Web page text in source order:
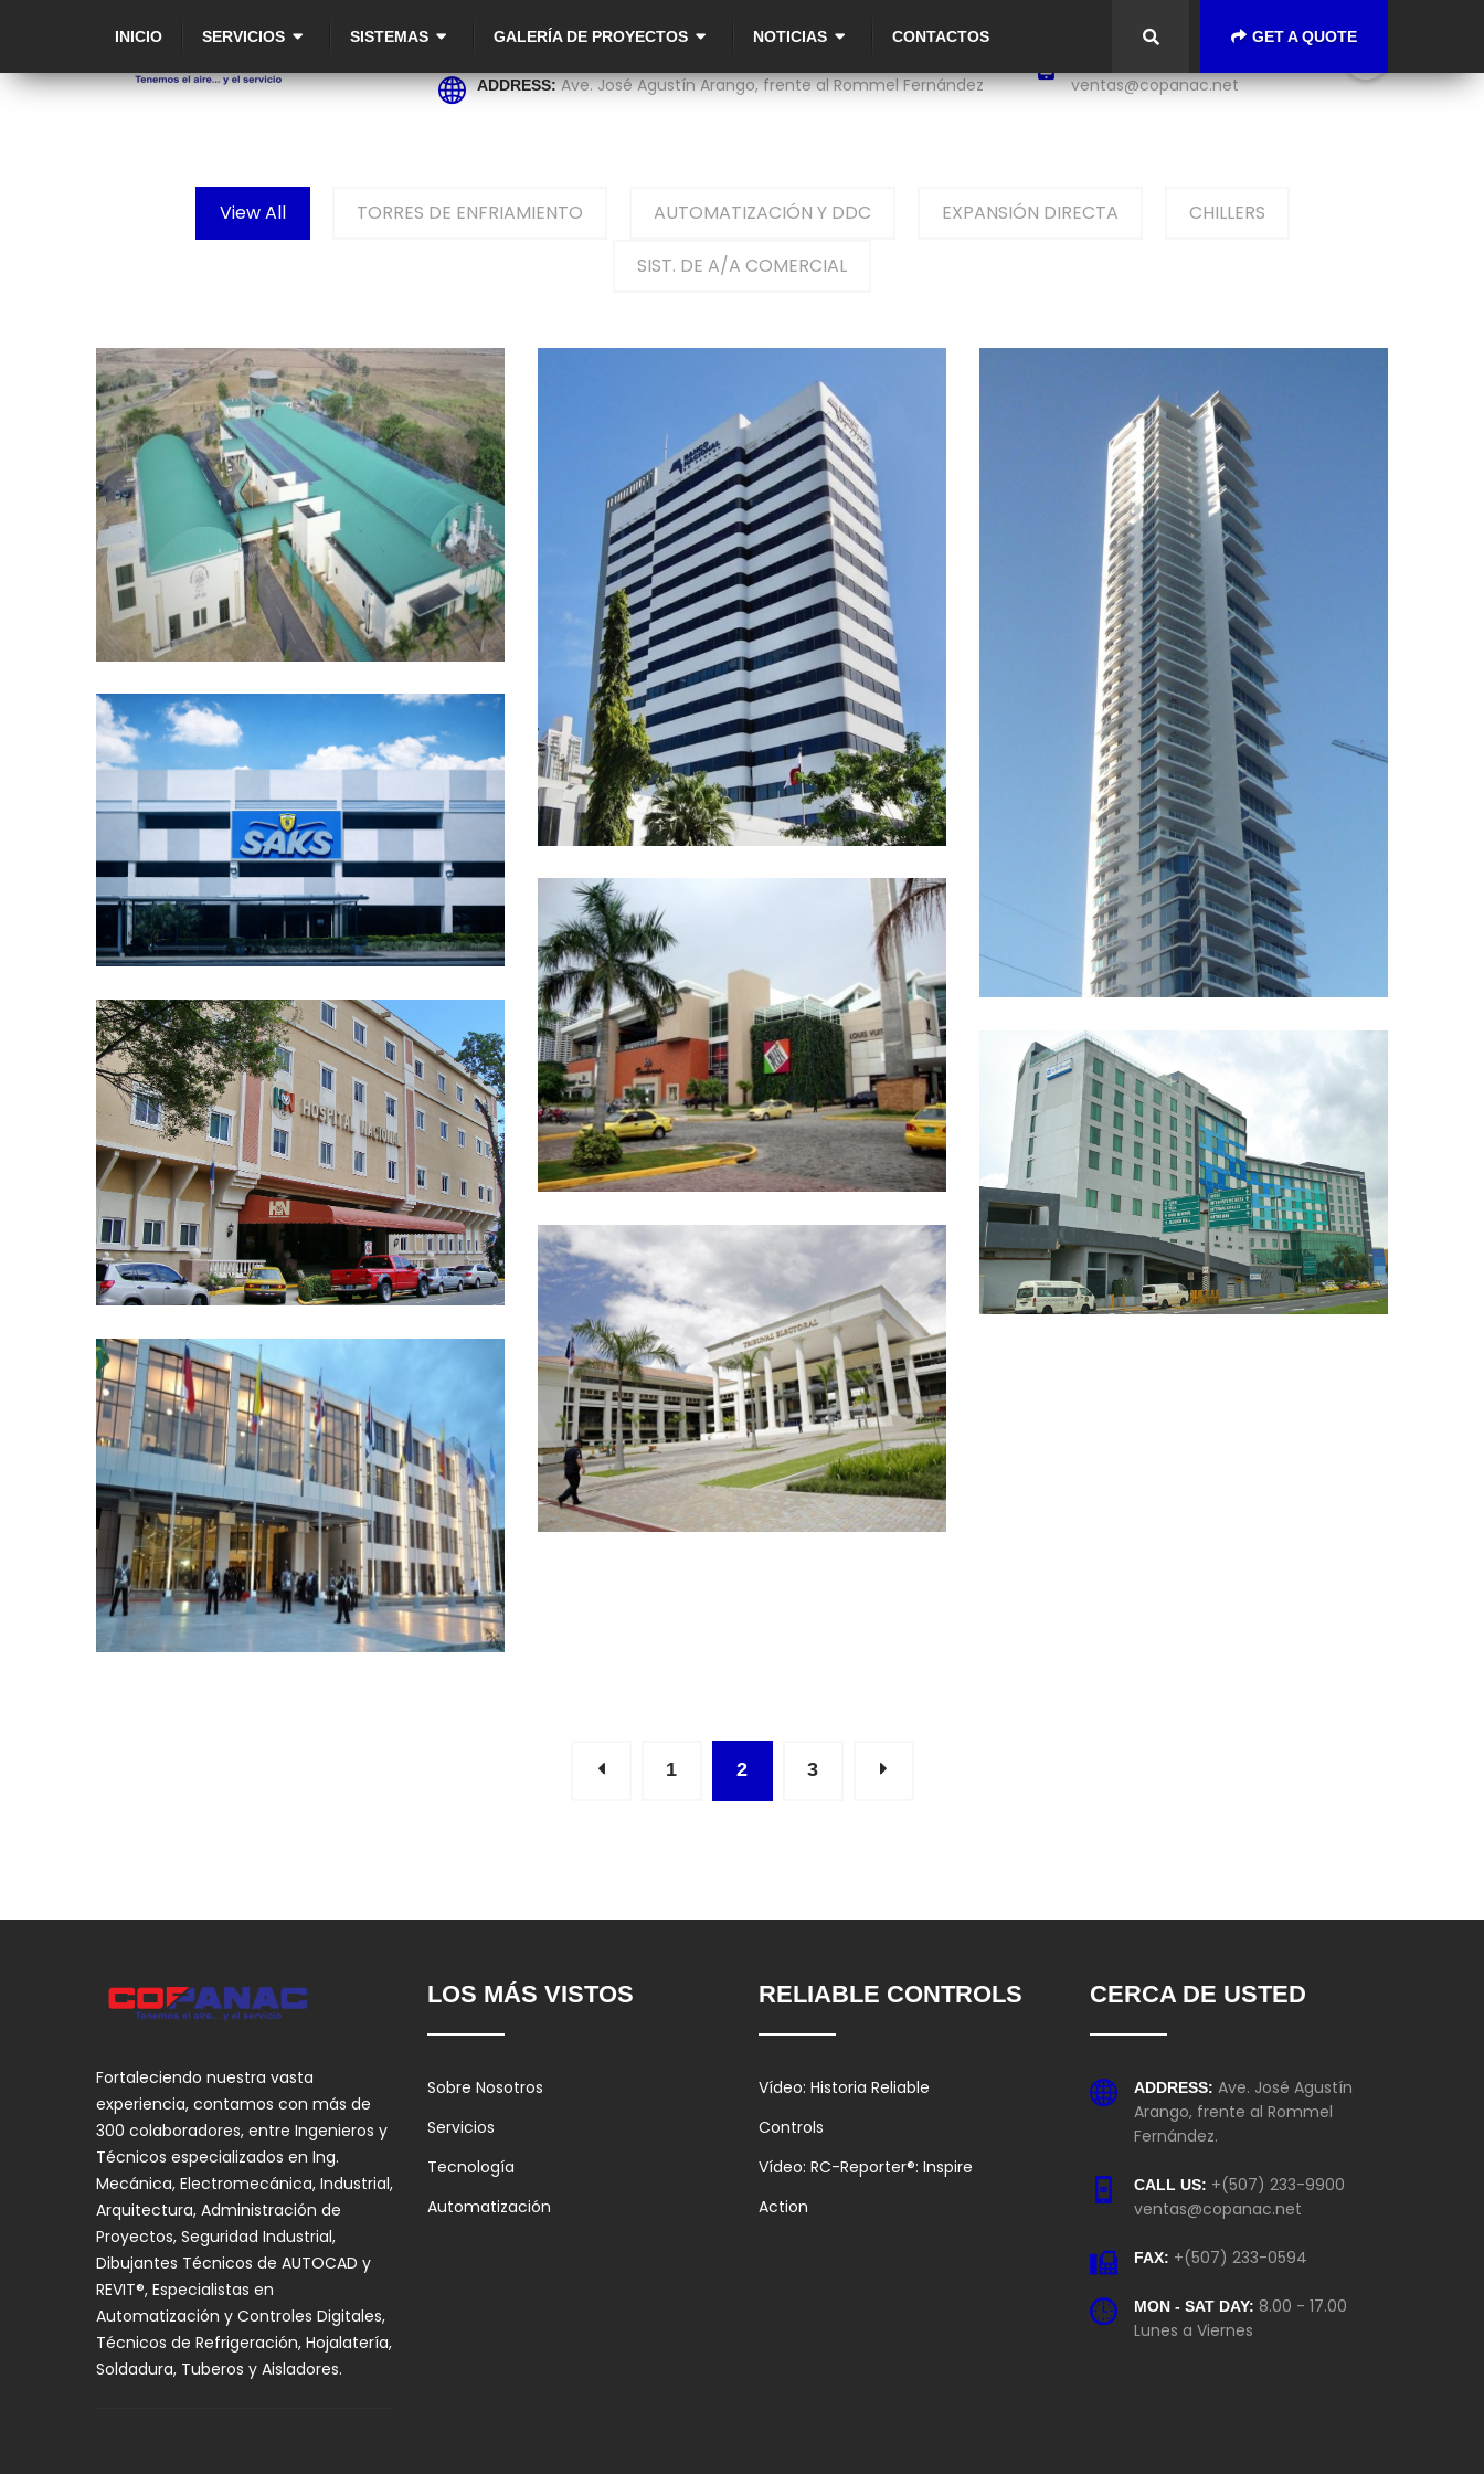
ADDRESS:Ave. José Agustín Arango, frente al Rommel Fernández
ventas@copanac.net
INICIO SERVICIOS SISTEMAS GALERÍA DE PROYECTOS NOTICIAS CONTACTOS GET A QUOTE
View All TORRES DE ENFRIAMIENTO AUTOMATIZACIÓN Y DDC EXPANSIÓN DIRECTA CHILLERS
SIST. DE A/A COMERCIAL
COPEG – ERRADICACIÓN Y
PREVENCIÓN DEL GUSANO
BARRENADOR
TORRES DE ENFRIAMIENTO
TORRE DEL BANCO NACIONAL
AUTOMATIZACIÓN Y DDC, TORRES DE
ENFRIAMIENTO
EDIFICIO SKY
EXPANSIÓN DIRECTA
ALMACÉN SAKS EL DORADO
AUTOMATIZACIÓN Y DDC, CHILLERS, SIST. DE A/A
MULTIPLAZA ETAPA EN 2005 Y
TERCERA ETAPA 2013
AUTOMATIZACIÓN Y DDC, EXPANSIÓN DIRECTA,
SIST. DE A/A COMERCIAL
HOSPITAL NACIONAL
AUTOMATIZACIÓN Y DDC, CHILLERS, TORRES DE
ENFRIAMIENTO
HOTEL TRYP ALBROOK
AUTOMATIZACIÓN Y DDC, CHILLERS, TORRES DE
ENFRIAMIENTO
TRIBUNAL ELECTORAL
AUTOMATIZACIÓN Y DDC, CHILLERS, TORRES DE
ENFRIAMIENTO
SEDE PARLATINO
AUTOMATIZACIÓN Y DDC, CHILLERS, TORRES DE
ENFRIAMIENTO
1 2 3
Fortaleciendo nuestra vasta
experiencia, contamos con más de
300 colaboradores, entre Ingenieros y
Técnicos especializados en Ing.
Mecánica, Electromecánica, Industrial,
Arquitectura, Administración de
Proyectos, Seguridad Industrial,
Dibujantes Técnicos de AUTOCAD y
REVIT®, Especialistas en
Automatización y Controles Digitales,
Técnicos de Refrigeración, Hojalatería,
Soldadura, Tuberos y Aisladores.
LOS MÁS VISTOS
Sobre Nosotros
Servicios
Tecnología
Automatización
RELIABLE CONTROLS
Vídeo: Historia Reliable
Controls
Vídeo: RC-Reporter®: Inspire
Action
CERCA DE USTED
ADDRESS: Ave. José Agustín
Arango, frente al Rommel
Fernández.
CALL US: +(507) 233-9900
ventas@copanac.net
FAX: +(507) 233-0594
MON - SAT DAY: 8.00 - 17.00
Lunes a Viernes